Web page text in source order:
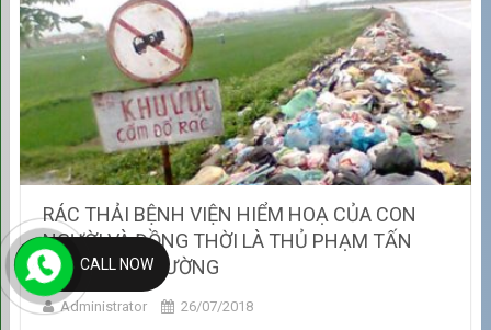
RÁC THẢI BỆNH VIỆN HIỂM HOẠ CỦA CON
NGƯỜI VÀ ĐỒNG THỜI LÀ THỦ PHẠM TẤN
CÔNG MÔI TRƯỜNG
Administrator 26/07/2018
CALL NOW